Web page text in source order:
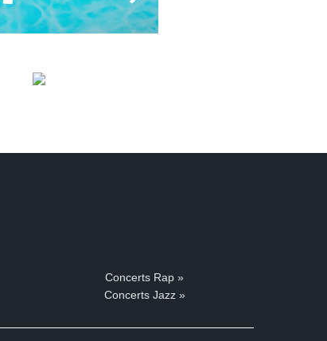
Concerts Rap »
Concerts Jazz »